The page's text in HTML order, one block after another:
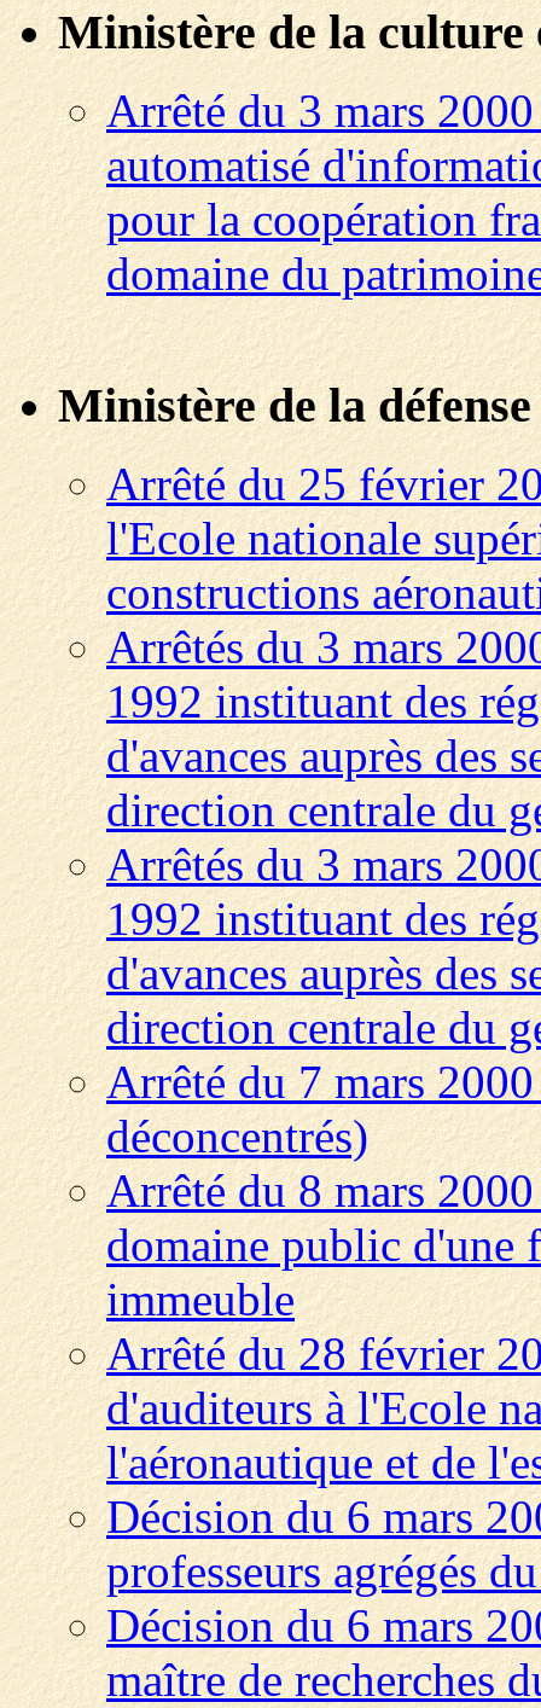
Ministère de la culture
Arrêté du 3 mars
automatisé
pour la coopération
domaine du
Ministère de la défense
Arrêté du 25 février
l'Ecole nationale
constructions
Arrêtés du 3 mars
1992 instituant des
d'avances auprès des
direction centrale du
Arrêtés du 3 mars
1992 instituant des
d'avances auprès des
direction centrale du
Arrêté du 7 mars
déconcentrés)
Arrêté du 8 mars
domaine public d'une
immeuble
Arrêté du 28 février
d'auditeurs à l'Ecole
l'aéronautique et de
Décision du 6 mars
professeurs agrégés
Décision du 6 mars
maître de recherches